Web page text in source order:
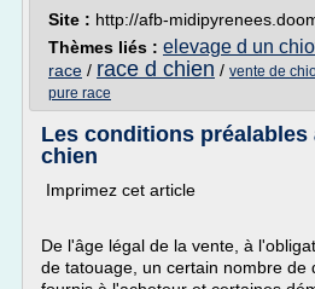
Site : http://afb-
Thèmes liés : elevage d un
race / race d chien / vente de
pure race
Les conditions préalables
chien
Imprimez cet article
De l'âge légal de la vente, à
de tatouage, un certain nombre de